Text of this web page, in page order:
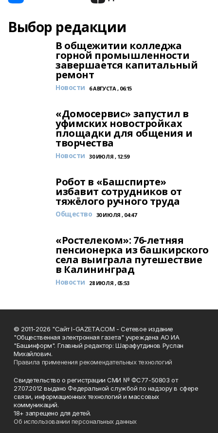
Выбор редакции
В общежитии колледжа
горной промышленности
завершается капитальный
ремонт
Новости 6 АВГУСТА , 06:15
«Домосервис» запустил в
уфимских новостройках
площадки для общения и
творчества
Новости 30 ИЮЛЯ , 12:59
Робот в «Башспирте»
избавит сотрудников от
тяжёлого ручного труда
Общество 30 ИЮЛЯ , 04:47
«Ростелеком»: 76-летняя
пенсионерка из башкирского
села выиграла путешествие
в Калининград
Новости 28 ИЮЛЯ , 05:53
© 2011-2026 "Сайт I-GAZETA.COM - Сетевое издание
"Общественная электронная газета" учреждена АО ИА
"Башинформ". Главный редактор: Шарафутдинов Руслан
Михайлович.
Правила применения рекомендательных технологий
Свидетельство о регистрации СМИ № ФС77-50803 от
27.07.2012 выдано Федеральной службой по надзору в сфере
связи, информационных технологий и массовых
коммуникаций.
18+ запрещено для детей.
Об использовании персональных данных